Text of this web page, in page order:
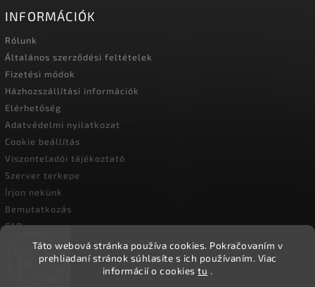
Táto webová stránka používa cookies. Pokračovaním v
prehliadaní stránok súhlasíte s ich používaním. Viac
informácií o cookiestu .
INFORMÁCIÓK
Rólunk
Általános szerződési feltételek
Fizetési módok
Házhozszállítási információk
Elérhetőség
Adatvédelmi nyilatkozat
Cookie beállítás
Viszonteladói tájékoztató
Szerver terkepe
Írjon nekünk
Bemutatkozás
FAQ
Vásárlási útmutató